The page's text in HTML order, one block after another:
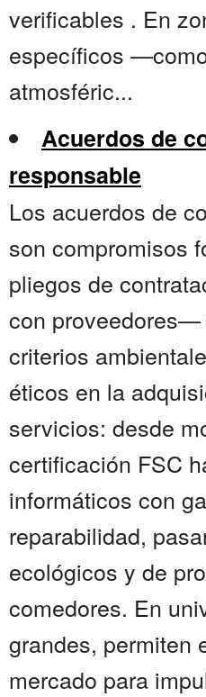
verificables . En
específicos
atmosféric...
Acuerdos de
responsable
Los acuerdos de
son compromisos
pliegos de
con proveedores—
criterios
éticos en la
servicios: desde
certificación FSC
informáticos con
reparabilidad,
ecológicos y de
comedores. En
grandes, permiten
mercado para